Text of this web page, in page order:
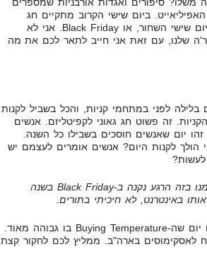
ביום שישי הקרוב מתקיים חג
מיוחד בארה"ב. לחג הזה קוראים יום שישי השחור, או Black Friday. אני לא
שלנו, עם זאת אני חייב לתאר לכם את מה
לפני במתחמי קניות, והכל בשביל לקנות
זה פשוט חג גאוני לקפיטליזם. אנשים
יום שאנשים חוסכים בשבילו כל השנה.
לקנות היום? אנשים אומרים לעצמם יש
גילוי נאות: הלפטופ שאני כותב ממנו בזה הרגע נקנה ב-Black Friday בשנה
בכל מקרה, כפי שאתם רואים, זהו יום שה-Buying Temperature בו גבוהה מאוד.
לאסקימוסים בארה"ב. ממליץ לכם לחקור קצת